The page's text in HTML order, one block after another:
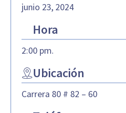
junio 23, 2024
Hora
2:00 pm.
Ubicación
Carrera 80 # 82 – 60